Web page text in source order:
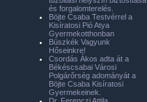
és forgalomterelés.
Böjte Csaba Testvérrel a
Kisíratosi Pió Atya
Gyermekotthonban
Büszkék Vagyunk
Hőseinkre!
Csordás Ákos adta át a
Békéscsabai Városi
Polgárőrség adományát a
Böjte Csaba Kisíratosi
Gyermekeinek.